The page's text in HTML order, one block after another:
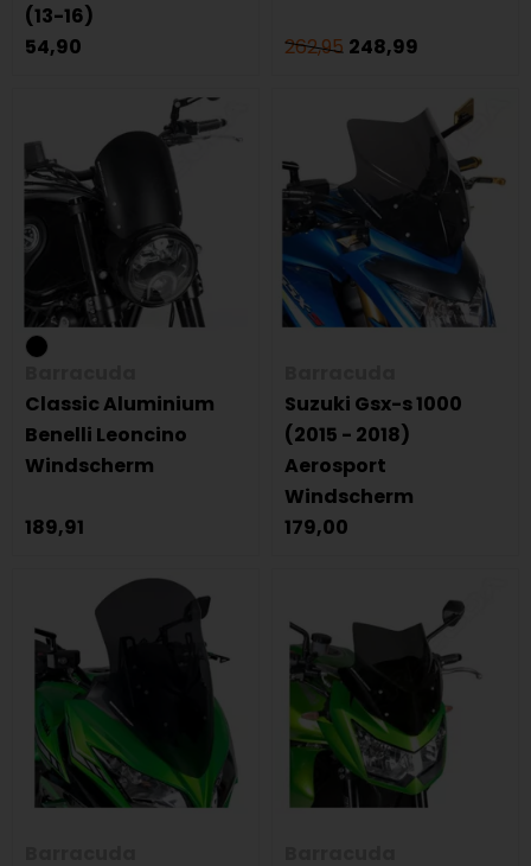
(13-16)
54,90
262,95 248,99
Classic Aluminium
Benelli Leoncino
Windscherm
189,91
Suzuki Gsx-s 1000
(2015 - 2018)
Aerosport
Windscherm
179,00